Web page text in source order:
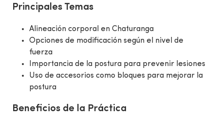
Principales Temas
Alineación corporal en Chaturanga
Opciones de modificación según el nivel de
fuerza
Importancia de la postura para prevenir lesiones
Uso de accesorios como bloques para mejorar la
postura
Beneficios de la Práctica